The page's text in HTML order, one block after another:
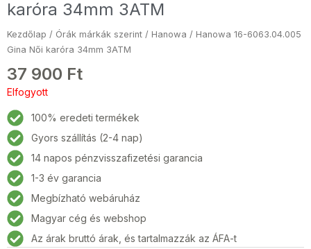
karóra 34mm 3ATM
Kezdőlap / Órák márkák szerint / Hanowa / Hanowa 16-6063.04.005
Gina Női karóra 34mm 3ATM
37 900 Ft
Elfogyott
100% eredeti termékek
Gyors szállítás (2-4 nap)
14 napos pénzvisszafizetési garancia
1-3 év garancia
Megbízható webáruház
Magyar cég és webshop
Az árak bruttó árak, és tartalmazzák az ÁFA-t